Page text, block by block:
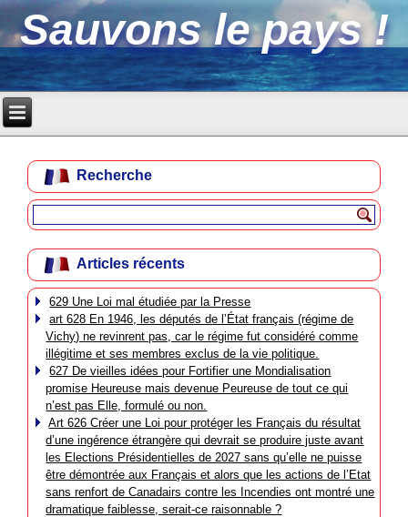
Sauvons le pays !
Recherche
Articles récents
629 Une Loi mal étudiée par la Presse
art 628 En 1946, les députés de l’État français (régime de
Vichy) ne revinrent pas, car le régime fut considéré comme
illégitime et ses membres exclus de la vie politique.
627 De vieilles idées pour Fortifier une Mondialisation
promise Heureuse mais devenue Peureuse de tout ce qui
n’est pas Elle, formulé ou non.
Art 626 Créer une Loi pour protéger les Français du résultat
d’une ingérence étrangère qui devrait se produire juste avant
les Elections Présidentielles de 2027 sans qu’elle ne puisse
être démontrée aux Français et alors que les actions de l’Etat
sans renfort de Canadairs contre les Incendies ont montré une
dramatique faiblesse, serait-ce raisonnable ?